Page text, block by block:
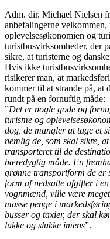
Adm. dir. Michael Nielsen
anbefalingerne
oplevelsesøkonomien og
turistbusvirksomheder, der
sikre, at turisterne og
Hvis ikke
risikerer man, at
kommer til at strande på, at
rundt på en fornuftig måde:
”Det er nogle gode og
turisme og
dog, de mangler at tage et
nemlig de, som skal sikre,
transporteret til de
bæredygtig måde. En
grønne transportform de er
form af nedsatte afgifter i
vognmænd, ville være
masse penge i
busser og taxier, der skal
lukke og slukke imens”.